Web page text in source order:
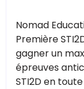
Nomad
Première
gagner un
épreuves
STI2D en